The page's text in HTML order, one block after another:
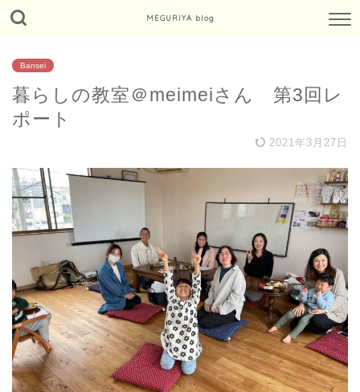
MEGURIYA blog
Bansei
暮らしの教室＠meimeiさん 第3回レ
ポート
2021年3月27日